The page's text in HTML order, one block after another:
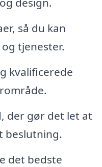
så du kan
tjenester.
kvalificerede
der gør det let at
det bedste